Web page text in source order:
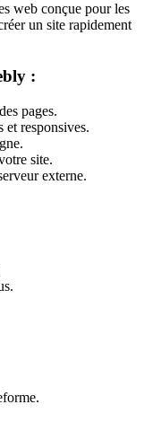
web conçue pour les
un site rapidement
:
pages.
et responsives.
site.
externe.